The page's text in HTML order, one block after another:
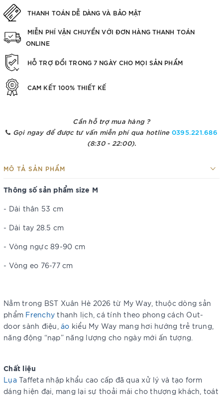
THANH TOÁN DỄ DÀNG VÀ BẢO MẬT
MIỄN PHÍ VẬN CHUYỂN VỚI ĐƠN HÀNG THANH TOÁN
ONLINE
HỖ TRỢ ĐỔI TRONG 7 NGÀY CHO MỌI SẢN PHẨM
CAM KẾT 100% THIẾT KẾ
Cần hỗ trợ mua hàng ?
Gọi ngay để được tư vấn miễn phí qua hotline 0395.221.686
(8:30 - 22:00).
MÔ TẢ SẢN PHẨM
Thông số sản phẩm size M
- Dài thân 53 cm
- Dài tay 28.5 cm
- Vòng ngực 89-90 cm
- Vòng eo 76-77 cm
Nằm trong BST Xuân Hè 2026 từ My Way, thuộc dòng sản
phẩm Frenchy thanh lịch, cá tính theo phong cách Out-
door sành điệu, áo kiểu My Way mang hơi hướng trẻ trung,
năng động “nạp” năng lượng cho ngày mới ấn tượng.
Chất liệu
Lụa Taffeta nhập khẩu cao cấp đã qua xử lý và tạo form
dáng hiện đại, mang lại sự thoải mái cho thượng khách, toát